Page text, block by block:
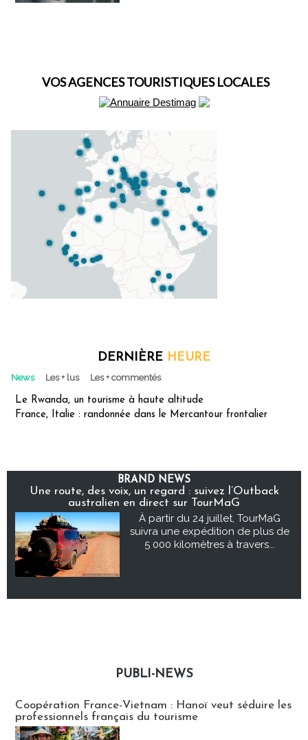
VOS AGENCES TOURISTIQUES LOCALES
DERNIÈRE HEURE
News Les + lus Les + commentés
Le Rwanda, un tourisme à haute altitude
France, Italie : randonnée dans le Mercantour frontalier
BRAND NEWS
Une route, des voix, un regard : suivez l’Outback
australien en direct sur TourMaG
À partir du 24 juillet, TourMaG
suivra une expédition de plus de
5 000 kilomètres à travers...
PUBLI-NEWS
Coopération France-Vietnam : Hanoï veut séduire les
professionnels français du tourisme